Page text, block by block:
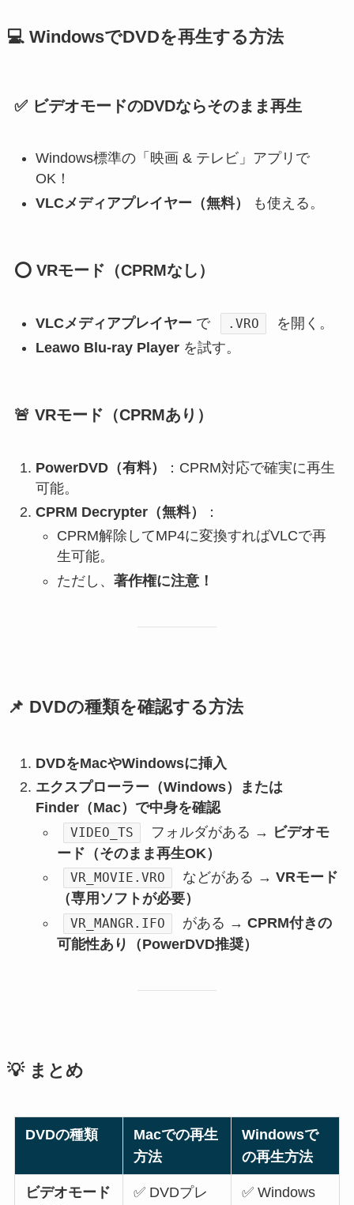
💻 WindowsでDVDを再生する方法
✅ ビデオモードのDVDならそのまま再生
Windows標準の「映画 & テレビ」アプリで
OK！
VLCメディアプレイヤー（無料）
も使える。
⭕ VRモード（CPRMなし）
VLCメディアプレイヤー で .VRO
を開く。
Leawo Blu-ray Playerを試す。
🚨 VRモード（CPRMあり）
PowerDVD（有料）
：CPRM対応で確実に再生
可能。
CPRM Decrypter（無料）
：
CPRM解除してMP4に変換すればVLCで再
生可能。
ただし、 著作権に注意！
📌 DVDの種類を確認する方法
DVDをMacやWindowsに挿入
エクスプローラー（Windows）または
Finder（Mac）で中身を確認
VIDEO_TS フォルダがある → ビデオモ
ード（そのまま再生OK）
VR_MOVIE.VRO などがある → VRモード
（専用ソフトが必要）
VR_MANGR.IFO がある → CPRM付きの
可能性あり（PowerDVD推奨）
💡 まとめ
DVDの種類
Macでの再生
方法
Windowsで
の再生方法
ビデオモード
✅ DVDプレ
✅ Windows